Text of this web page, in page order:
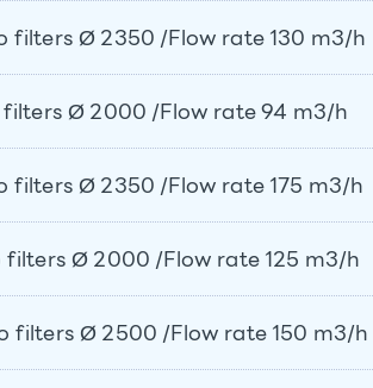
filters Ø 2350 /Flow rate 130 m3/h
filters Ø 2000 /Flow rate 94 m3/h
filters Ø 2350 /Flow rate 175 m3/h
filters Ø 2000 /Flow rate 125 m3/h
filters Ø 2500 /Flow rate 150 m3/h